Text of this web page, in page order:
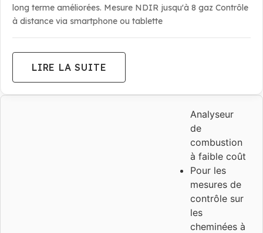
long terme améliorées. Mesure NDIR jusqu'à 8 gaz Contrôle
à distance via smartphone ou tablette
LIRE LA SUITE
Analyseur
de
combustion
à faible coût
Pour les
mesures de
contrôle sur
les
cheminées à